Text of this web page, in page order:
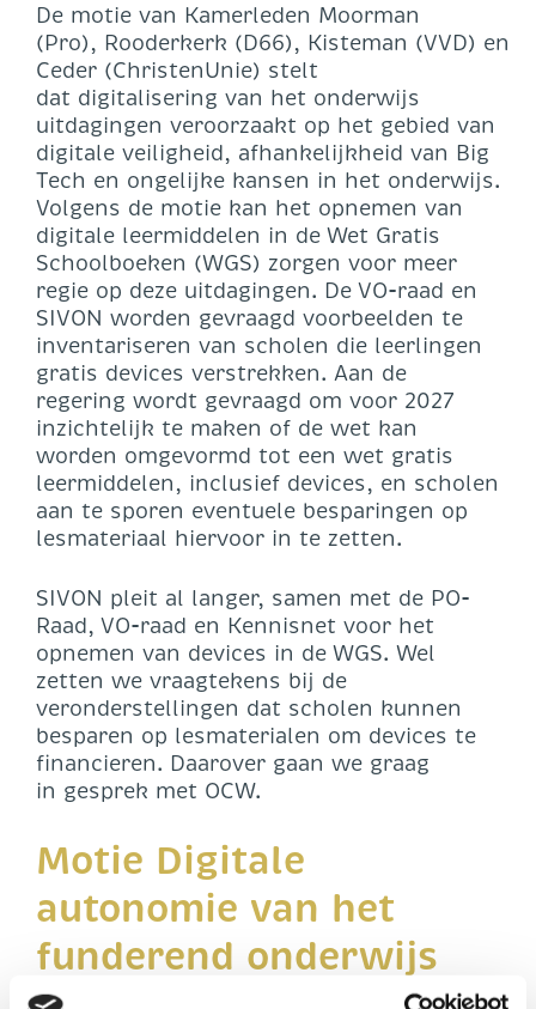
De motie van Kamerleden Moorman
(Pro), Rooderkerk (D66), Kisteman (VVD) en
Ceder (ChristenUnie) stelt
dat digitalisering van het onderwijs
uitdagingen veroorzaakt op het gebied van
digitale veiligheid, afhankelijkheid van Big
Tech en ongelijke kansen in het onderwijs.
Volgens de motie kan het opnemen van
digitale leermiddelen in de Wet Gratis
Schoolboeken (WGS) zorgen voor meer
regie op deze uitdagingen. De VO-raad en
SIVON worden gevraagd voorbeelden te
inventariseren van scholen die leerlingen
gratis devices verstrekken. Aan de
regering wordt gevraagd om voor 2027
inzichtelijk te maken of de wet kan
worden omgevormd tot een wet gratis
leermiddelen, inclusief devices, en scholen
aan te sporen eventuele besparingen op
lesmateriaal hiervoor in te zetten.
SIVON pleit al langer, samen met de PO-
Raad, VO-raad en Kennisnet voor het
opnemen van devices in de WGS. Wel
zetten we vraagtekens bij de
veronderstellingen dat scholen kunnen
besparen op lesmaterialen om devices te
financieren. Daarover gaan we graag
in gesprek met OCW.
Motie Digitale
autonomie van het
funderend onderwijs